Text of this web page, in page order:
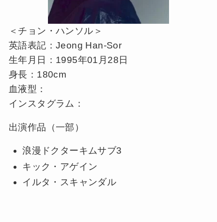
＜チョン・ハンソル＞
英語表記：Jeong Han-Sor
生年月日：1995年01月28日
身長：180cm
血液型：
インスタグラム：
出演作品（一部）
浪漫ドクターキムサブ3
キック・アゲイン
イルタ・スキャンダル